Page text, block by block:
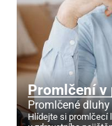
Promlčení v
Promlčené
Hlídejte si promlčecí